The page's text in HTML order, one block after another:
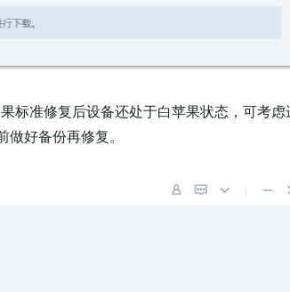
标准修复后设备还处于白苹果状态，可考虑
好备份再修复。